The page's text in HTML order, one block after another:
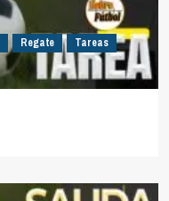
Regate
Tareas